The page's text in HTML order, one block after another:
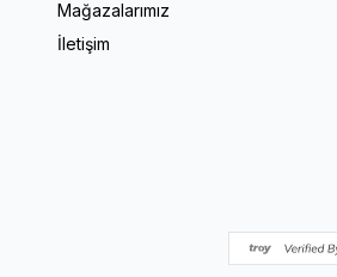
Mağazalarımız
İletişim